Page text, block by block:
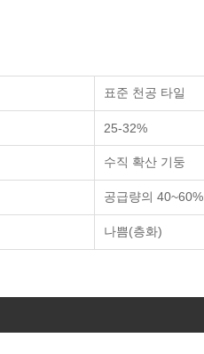
표준 천공 타일
25-32%
수직 확산 기둥
공급량의 40~60%
나쁨(층화)